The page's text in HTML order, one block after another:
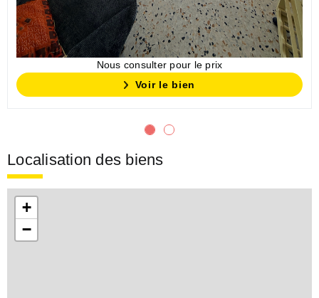
Nous consulter pour le prix
Voir le bien
Localisation des biens
+
−